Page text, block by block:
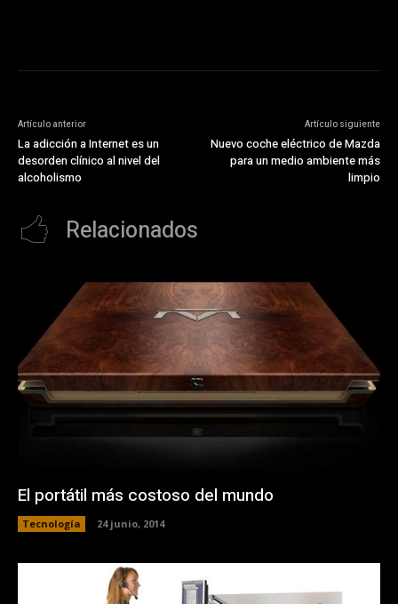
Artículo anterior
La adicción a Internet es un
desorden clínico al nivel del
alcoholismo
Artículo siguiente
Nuevo coche eléctrico de Mazda
para un medio ambiente más
limpio
Relacionados
El portátil más costoso del mundo
Tecnología 24 junio, 2014